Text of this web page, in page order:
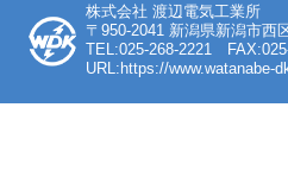
株式会社 渡辺電気工業所
〒950-2041 新潟県新潟市西
TEL:025-268-2221
URL:https://www.watanabe-